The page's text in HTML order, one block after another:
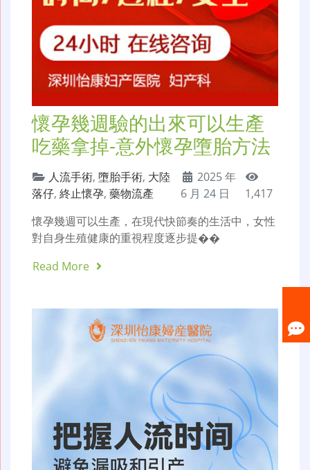
懷孕幾週驗的出來可以生產
吃藥拿掉-意外懷孕墮胎方法
人流手術, 墮胎手術, 大陸
落仔, 終止懷孕, 藥物流產
2025 年
6 月 24 日
1,417
懷孕幾週可以生產，在現代快節奏的生活中，女性
對自身生殖健康的重視程度逐步提��
Read More